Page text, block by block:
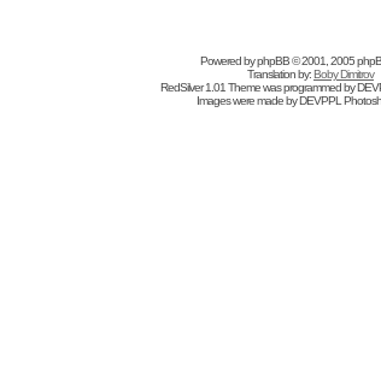
Powered byphpBB© 2001, 2005
Translation by:Boby Dimitrov
RedSilver 1.01 Theme was programmed by
Images were made byDEVPPL